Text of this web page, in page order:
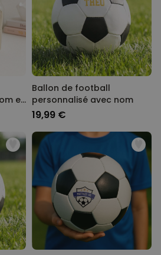
et
Ballon de football
personnalisé avec nom
19,99 €